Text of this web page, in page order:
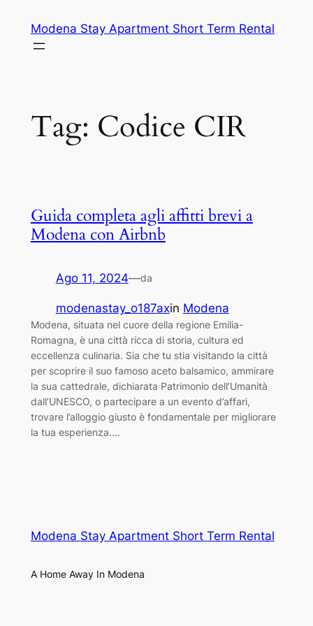
contenuto
Modena Stay Apartment Short Term Rental
Tag: Codice CIR
Guida completa agli affitti brevi a
Modena con Airbnb
Ago 11, 2024—da
modenastay_o187axin Modena
Modena, situata nel cuore della regione Emilia-
Romagna, è una città ricca di storia, cultura ed
eccellenza culinaria. Sia che tu stia visitando la città
per scoprire il suo famoso aceto balsamico, ammirare
la sua cattedrale, dichiarata Patrimonio dell’Umanità
dall’UNESCO, o partecipare a un evento d’affari,
trovare l’alloggio giusto è fondamentale per migliorare
la tua esperienza.…
Modena Stay Apartment Short Term Rental
A Home Away In Modena